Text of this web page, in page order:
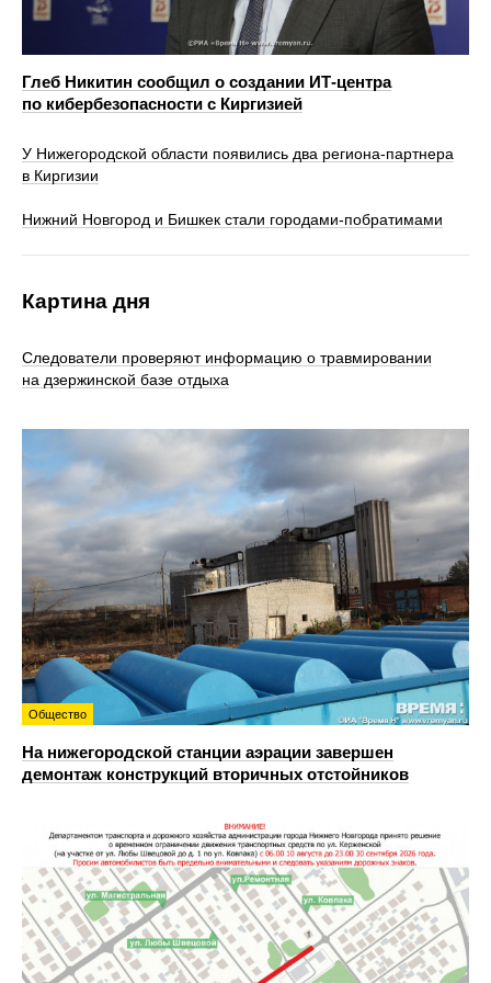
Глеб Никитин сообщил о создании ИТ-центра
по кибербезопасности с Киргизией
У Нижегородской области появились два региона-партнера
в Киргизии
Нижний Новгород и Бишкек стали городами-побратимами
Картина дня
Следователи проверяют информацию о травмировании
на дзержинской базе отдыха
Общество
На нижегородской станции аэрации завершен
демонтаж конструкций вторичных отстойников